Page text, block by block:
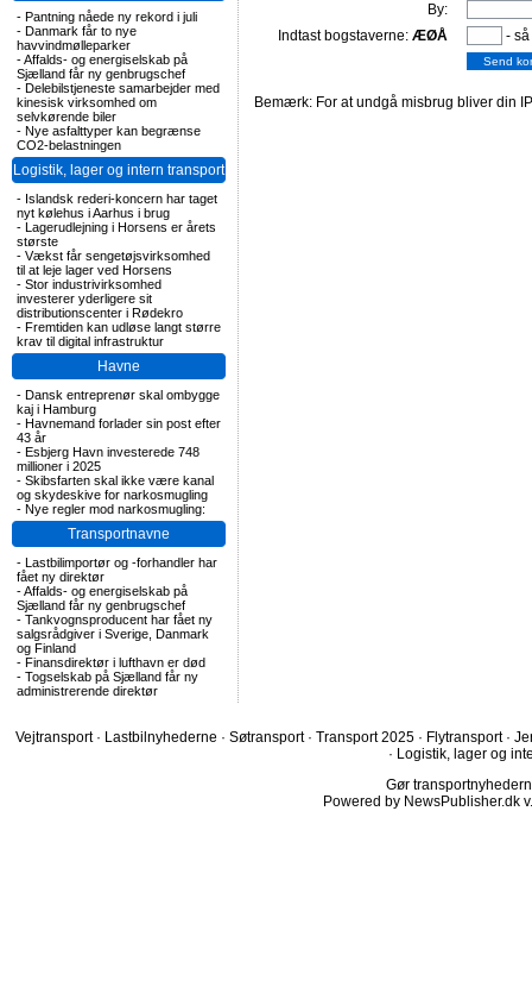
- Pantning nåede ny rekord i juli
- Danmark får to nye
havvindmølleparker
-Affalds- og energiselskab på
Sjælland får ny genbrugschef
- Delebilstjeneste samarbejder med
kinesisk virksomhed om
selvkørende biler
- Nye asfalttyper kan begrænse
CO2-belastningen
Logistik, lager og intern transport
- Islandsk rederi-koncern har taget
nyt kølehus i Aarhus i brug
- Lagerudlejning i Horsens er årets
største
- Vækst får sengetøjsvirksomhed
til at leje lager ved Horsens
- Stor industrivirksomhed
investerer yderligere sit
distributionscenter i Rødekro
- Fremtiden kan udløse langt større
krav til digital infrastruktur
Havne
- Dansk entreprenør skal ombygge
kaj i Hamburg
- Havnemand forlader sin post efter
43 år
- Esbjerg Havn investerede 748
millioner i 2025
- Skibsfarten skal ikke være kanal
og skydeskive for narkosmugling
- Nye regler mod narkosmugling:
Transportnavne
- Lastbilimportør og -forhandler har
fået ny direktør
-Affalds- og energiselskab på
Sjælland får ny genbrugschef
- Tankvognsproducent har fået ny
salgsrådgiver i Sverige, Danmark
og Finland
- Finansdirektør i lufthavn er død
- Togselskab på Sjælland får ny
administrerende direktør
By:
Indtast bogstaverne: ÆØÅ -
Bemærk: For at undgå misbrug bliver din
Vejtransport · Lastbilnyhederne · Søtransport · Transport 2025 · Flytransport ·
· Logistik, lager og
Gør
Powered by NewsPublisher.dk